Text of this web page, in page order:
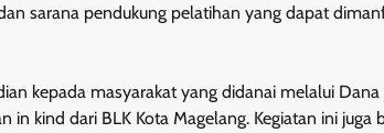
sarana pendukung pelatihan yang dapat
kepada masyarakat yang didanai melalui
kind dari BLK Kota Magelang. Kegiatan ini juga